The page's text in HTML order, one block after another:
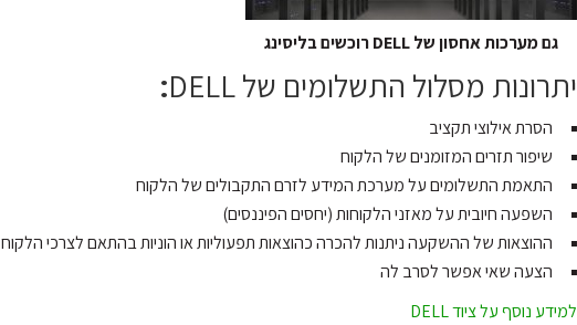
גם מערכות אחסון של DELL רוכשים בליסינג
יתרונות מסלול התשלומים של DELL :
הסרת אילוצי תקציב
שיפור תזרים המזומנים של הלקוח
התאמת התשלומים על מערכת המידע לזרם התקבולים של הלקוח
השפעה חיובית על מאזני הלקוחות (יחסים הפיננסים)
ההוצאות של ההשקעה ניתנות להכרה כהוצאות תפעוליות או הוניות בהתאם לצרכי הלקוח
הצעה שאי אפשר לסרב לה
למידע נוסף על ציוד DELL